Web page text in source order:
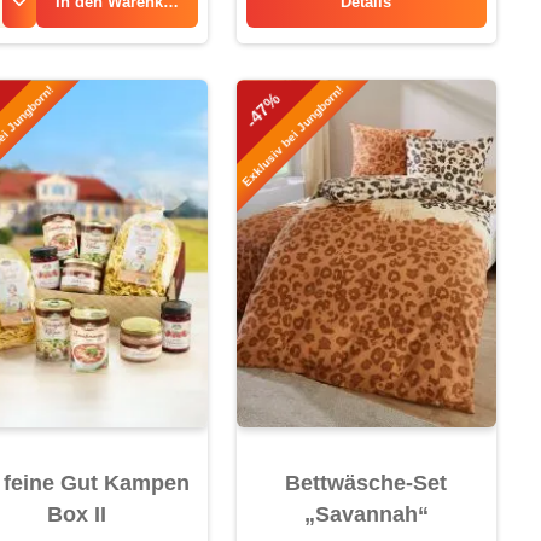
Entkoffeinierter
feine Gut Kampen
Box II
-47%
Exklusiv bei Jungborn!
Bettwäsche-Set
„Savannah“